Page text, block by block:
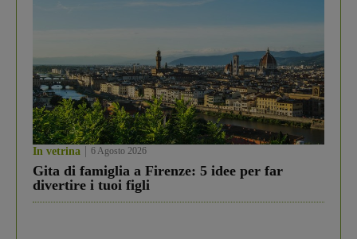
In vetrina 6 Agosto 2026
Gita di famiglia a Firenze: 5 idee per far
divertire i tuoi figli